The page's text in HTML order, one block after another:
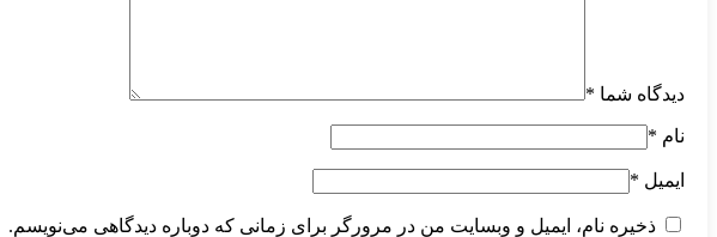
دیدگاه شما *
نام *
ایمیل *
ذخیره نام، ایمیل و وبسایت من در مرورگر برای زمانی که دوباره دیدگاهی می‌نویسم.